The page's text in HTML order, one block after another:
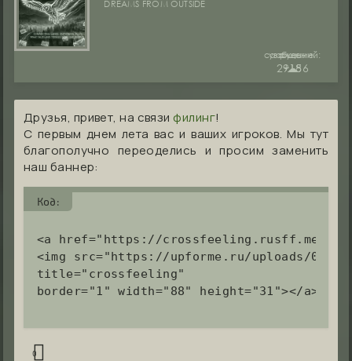
DREAMS FROM OUTSIDE
руны:
☁︎
сообщений:
29186
уважение:
+15
Друзья, привет, на связи филинг!
С первым днем лета вас и ваших игроков. Мы тут
благополучно переоделись и просим заменить
наш баннер:
Код:
<a href="https://crossfeeling.rusff.me/"
<img src="https://upforme.ru/uploads/0015/
title="crossfeeling"
border="1" width="88" height="31"></a>
0